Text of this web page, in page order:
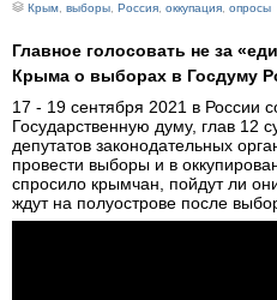
Крым выборы Россия оккупация опросы
Главное голосовать не за
Крыма о выборах в Госдуму
17 - 19 сентября 2021 в России
Государственную думу, глав 12
депутатов законодательных
провести выборы и в
спросило крымчан, пойдут ли
ждут на полуострове после